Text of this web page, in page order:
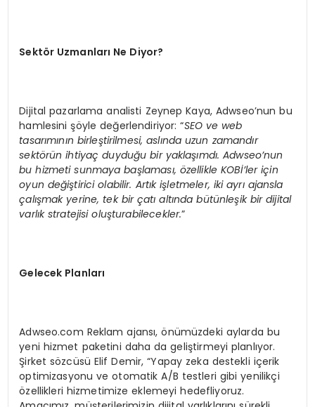
Sektör Uzmanları Ne Diyor?
Dijital pazarlama analisti Zeynep Kaya, Adwseo’nun bu
hamlesini şöyle değerlendiriyor: “SEO ve web
tasarımının birleştirilmesi, aslında uzun zamandır
sektörün ihtiyaç duyduğu bir yaklaşımdı. Adwseo’nun
bu hizmeti sunmaya başlaması, özellikle KOBİ’ler için
oyun değiştirici olabilir. Artık işletmeler, iki ayrı ajansla
çalışmak yerine, tek bir çatı altında bütünleşik bir dijital
varlık stratejisi oluşturabilecekler.”
Gelecek Planları
Adwseo.com Reklam ajansı, önümüzdeki aylarda bu
yeni hizmet paketini daha da geliştirmeyi planlıyor.
Şirket sözcüsü Elif Demir, “Yapay zeka destekli içerik
optimizasyonu ve otomatik A/B testleri gibi yenilikçi
özellikleri hizmetimize eklemeyi hedefliyoruz.